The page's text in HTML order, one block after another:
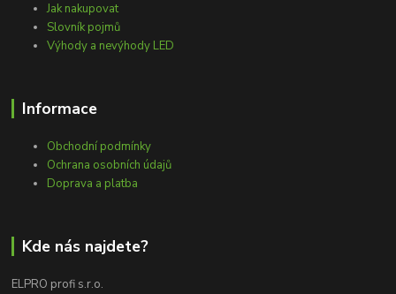
Jak nakupovat
Slovník pojmů
Výhody a nevýhody LED
Informace
Obchodní podmínky
Ochrana osobních údajů
Doprava a platba
Kde nás najdete?
ELPRO profi s.r.o.